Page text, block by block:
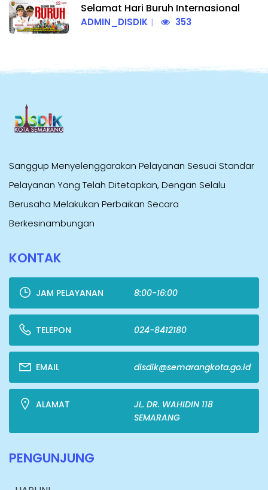
Selamat Hari Buruh Internasional
ADMIN_DISDIK 353
Sanggup Menyelenggarakan Pelayanan Sesuai Standar
Pelayanan Yang Telah Ditetapkan, Dengan Selalu
Berusaha Melakukan Perbaikan Secara
Berkesinambungan
KONTAK
JAM PELAYANAN 8:00-16:00
TELEPON 024-8412180
EMAIL disdik@semarangkota.go.id
ALAMAT
JL. DR. WAHIDIN 118
SEMARANG
PENGUNJUNG